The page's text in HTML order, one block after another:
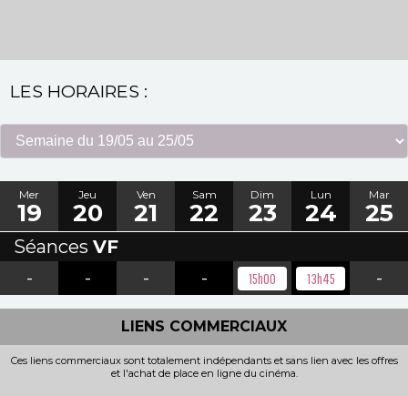
LES HORAIRES :
Mer
19
Jeu
20
Ven
21
Sam
22
Dim
23
Lun
24
Mar
25
Séances VF
-
- - - 15h00 13h45 -
LIENS COMMERCIAUX
Ces liens commerciaux sont totalement indépendants et sans lien avec les offres
et l'achat de place en ligne du cinéma.